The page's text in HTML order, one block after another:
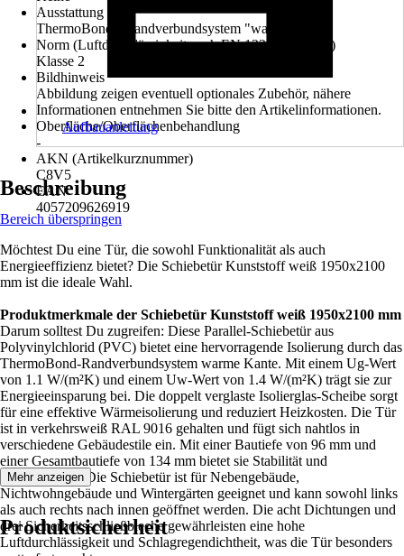
Ausstattung
ThermoBond - Randverbundsystem "warme Kante"
Norm (Luftdurchlässigkeit nach EN 12207:1999-11)
Klasse 2
Bildhinweis
Abbildung zeigen eventuell optionales Zubehör, nähere
Informationen entnehmen Sie bitte den Artikelinformationen.
Oberfläche/Oberflächenbehandlung
-
AKN (Artikelkurznummer)
C8V5
EAN
4057209626919
Aufbauanleitung
Beschreibung
Bereich überspringen
Möchtest Du eine Tür, die sowohl Funktionalität als auch
Energieeffizienz bietet? Die Schiebetür Kunststoff weiß 1950x2100
mm ist die ideale Wahl.
Produktmerkmale der Schiebetür Kunststoff weiß 1950x2100 mm
Darum solltest Du zugreifen: Diese Parallel-Schiebetür aus
Polyvinylchlorid (PVC) bietet eine hervorragende Isolierung durch das
ThermoBond-Randverbundsystem warme Kante. Mit einem Ug-Wert
von 1.1 W/(m²K) und einem Uw-Wert von 1.4 W/(m²K) trägt sie zur
Energieeinsparung bei. Die doppelt verglaste Isolierglas-Scheibe sorgt
für eine effektive Wärmeisolierung und reduziert Heizkosten. Die Tür
ist in verkehrsweiß RAL 9016 gehalten und fügt sich nahtlos in
verschiedene Gebäudestile ein. Mit einer Bautiefe von 96 mm und
einer Gesamtbautiefe von 134 mm bietet sie Stabilität und
Langlebigkeit. Die Schiebetür ist für Nebengebäude,
Nichtwohngebäude und Wintergärten geeignet und kann sowohl links
als auch rechts nach innen geöffnet werden. Die acht Dichtungen und
drei Sicherheitsschließbleche gewährleisten eine hohe
Luftdurchlässigkeit und Schlagregendichtheit, was die Tür besonders
Mehr anzeigen
Produktsicherheit